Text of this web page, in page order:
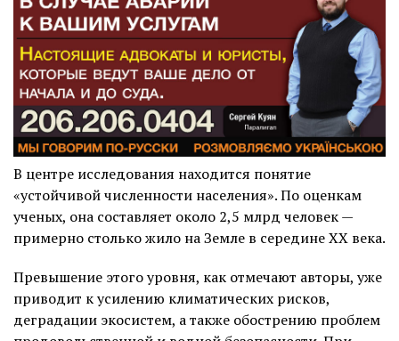
В центре исследования находится понятие
«устойчивой численности населения». По оценкам
ученых, она составляет около 2,5 млрд человек —
примерно столько жило на Земле в середине XX века.
Превышение этого уровня, как отмечают авторы, уже
приводит к усилению климатических рисков,
деградации экосистем, а также обострению проблем